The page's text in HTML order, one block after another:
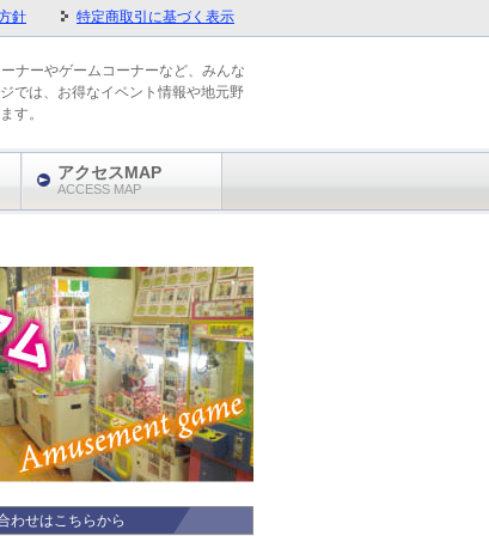
わせはこちらから
針 特定商取引に基づく表示
ナーやゲームコーナーなど、みんな
では、お得なイベント情報や地元野
す。
アクセスMAP
ACCESS MAP